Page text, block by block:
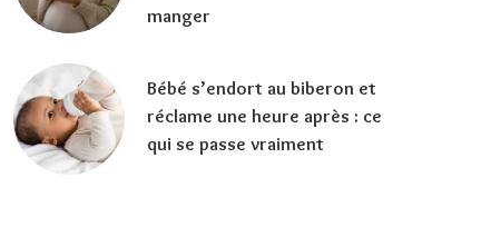
manger
Bébé s’endort au biberon et
réclame une heure après : ce
qui se passe vraiment